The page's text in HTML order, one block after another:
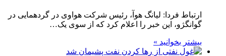
ارتباط فردا: لیانگ هوآ، رئیس شرکت هواوی در گردهمایی در
گوانگژو، این خبر را اعلام کرد که از سوی یک…
بیشتر بخوانید »